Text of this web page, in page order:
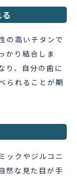
の高いチタンで
かり結合しま
り、自分の歯に
られることが期
ックやジルコニ
然な見た目が手